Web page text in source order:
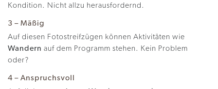
Kondition. Nicht allzu herausfordernd.
3 – Mäßig
Auf diesen Fotostreifzügen können Aktivitäten wie
Wandern auf dem Programm stehen. Kein Problem
oder?
4 – Anspruchsvoll